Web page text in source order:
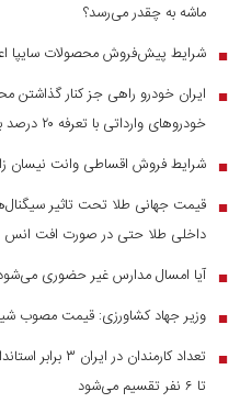
ماشه به چقدر می‌رسد؟
■ شرایط پیش‌فروش محصولات سایپا
■
ایران خودرو راهی جز کنار گذاشتن
خودرو‌های وارداتی با تعرفه ۲۰ درصد به زیر ۲ میلیارد می‌رسند
■ شرایط فروش اقساطی وانت نیسان
■ قیمت جهانی طلا تحت تاثیر
داخلی طلا حتی در صورت افت انس
■ آیا امسال مدارس غیر حضوری
■ وزیر جهاد کشاورزی: قیمت مصوب شیر خام ۲۳ هزار
■
تا ۶ نفر تقسیم می‌شود